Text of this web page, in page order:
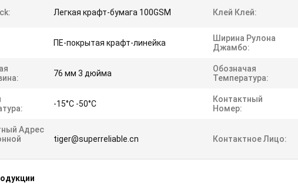
Легкая крафт-бумага 100GSM Клей Клей:
ПЕ-покрытая крафт-линейка
Ширина Рулона
Джамбо:
76 мм 3 дюйма
Обозначая
Температура:
-15°C -50°C
Контактный
Номер:
Адрес
tiger@superreliable.cn Контактное Лицо: